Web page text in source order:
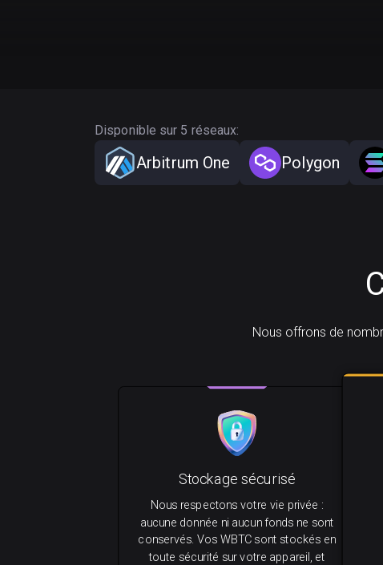
Disponible sur 5 réseaux:
Arbitrum One Polygon
Nous offrons de
Stockage sécurisé
Nous respectons votre vie privée :
aucune donnée ni aucun fonds ne sont
conservés. Vos WBTC sont stockés en
toute sécurité sur votre appareil, et